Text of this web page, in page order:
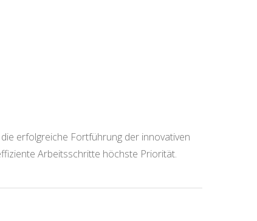
erfolgreiche Fortführung der innovativen
Arbeitsschritte höchste Priorität.